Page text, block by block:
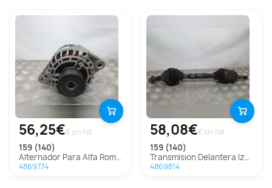
56,25€€ sin IVA
159 (140)
Alternador Para Alfa Romeo 159
4869774
58,08€€ sin IVA
159 (140)
Transmision Delantera Izquierda Para Alfa Romeo 159
4869814